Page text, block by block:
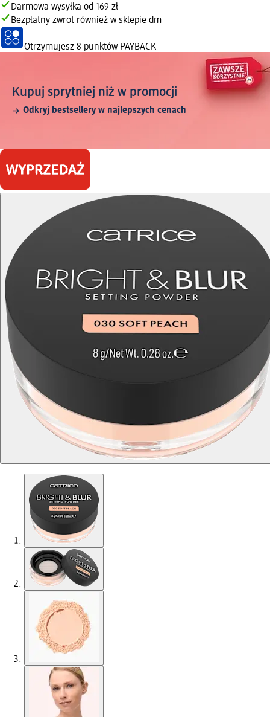
Darmowa wysyłka od 169 zł
Bezpłatny zwrot również w sklepie dm
Otrzymujesz 8 punktów PAYBACK
Kupuj sprytniej niż w promocji
Odkryj bestsellery w najlepszych cenach